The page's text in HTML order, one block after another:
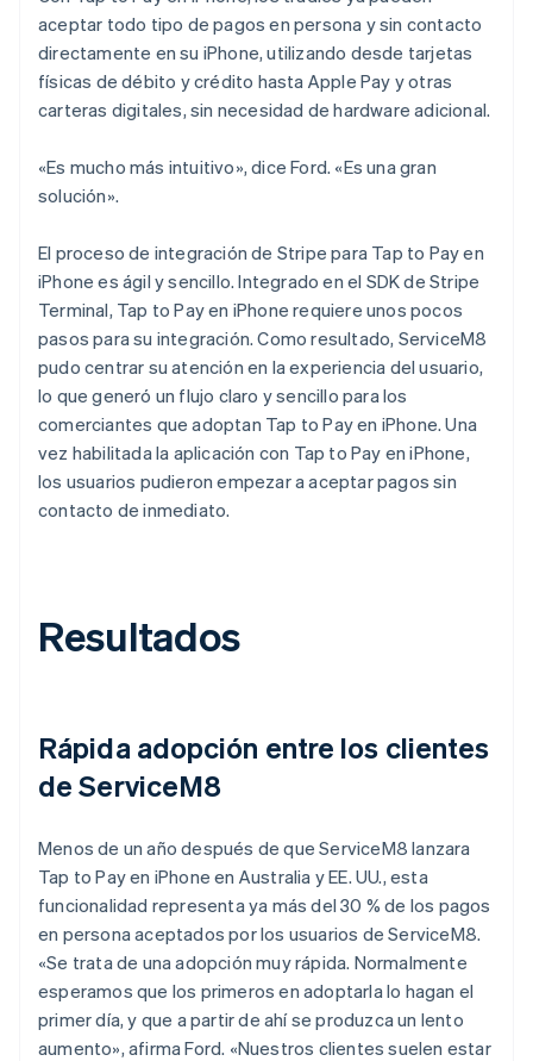
aceptar todo tipo de pagos en persona y sin contacto
directamente en su iPhone, utilizando desde tarjetas
físicas de débito y crédito hasta Apple Pay y otras
carteras digitales, sin necesidad de hardware adicional.
«Es mucho más intuitivo», dice Ford. «Es una gran
solución».
El proceso de integración de Stripe para Tap to Pay en
iPhone es ágil y sencillo. Integrado en el SDK de Stripe
Terminal, Tap to Pay en iPhone requiere unos pocos
pasos para su integración. Como resultado, ServiceM8
pudo centrar su atención en la experiencia del usuario,
lo que generó un flujo claro y sencillo para los
comerciantes que adoptan Tap to Pay en iPhone. Una
vez habilitada la aplicación con Tap to Pay en iPhone,
los usuarios pudieron empezar a aceptar pagos sin
contacto de inmediato.
Resultados
Rápida adopción entre los clientes
de ServiceM8
Menos de un año después de que ServiceM8 lanzara
Tap to Pay en iPhone en Australia y EE. UU., esta
funcionalidad representa ya más del 30 % de los pagos
en persona aceptados por los usuarios de ServiceM8.
«Se trata de una adopción muy rápida. Normalmente
esperamos que los primeros en adoptarla lo hagan el
primer día, y que a partir de ahí se produzca un lento
aumento», afirma Ford. «Nuestros clientes suelen estar